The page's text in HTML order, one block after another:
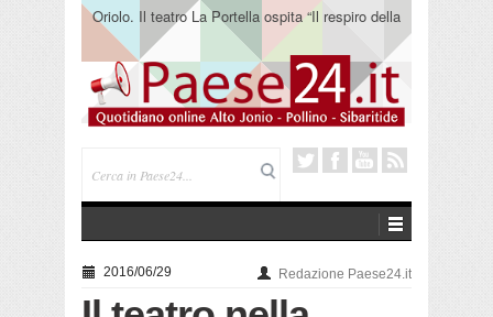
Oriolo. Il teatro La Portella ospita “Il respiro della
terra” del collettivo 365
2016/06/29 Redazione Paese24.it